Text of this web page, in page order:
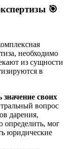
🎯
необходимо
из сущности
в
своих
вопрос
дарения,
определить, мог
юридические